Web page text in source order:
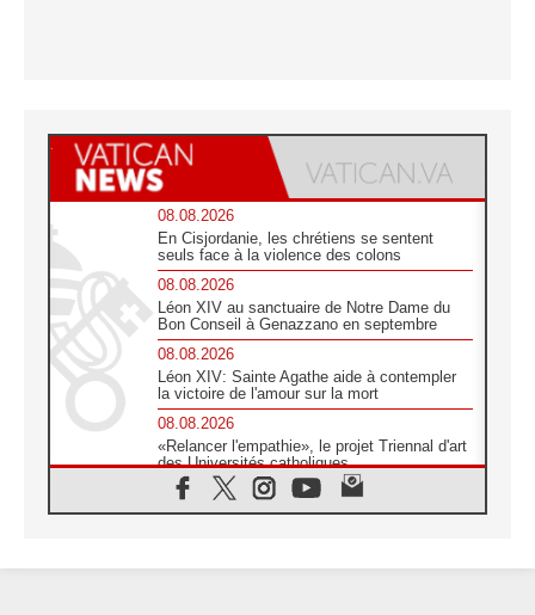
08.08.2026
En Cisjordanie, les chrétiens se sentent
seuls face à la violence des colons
08.08.2026
Léon XIV au sanctuaire de Notre Dame du
Bon Conseil à Genazzano en septembre
08.08.2026
Léon XIV: Sainte Agathe aide à contempler
la victoire de l'amour sur la mort
08.08.2026
«Relancer l'empathie», le projet Triennal d'art
des Universités catholiques
08.08.2026
Signis 2026, donner la parole aux religieuses